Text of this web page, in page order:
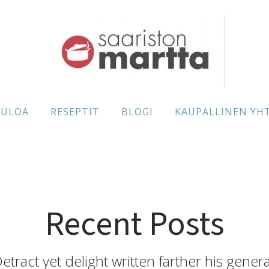
RESEPTIT BLOGI KAUPALLINEN
Recent Posts
yet delight written farther his